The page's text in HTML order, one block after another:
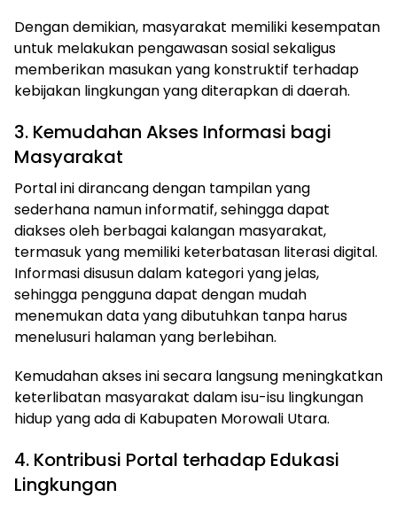
Dengan demikian, masyarakat memiliki kesempatan
untuk melakukan pengawasan sosial sekaligus
memberikan masukan yang konstruktif terhadap
kebijakan lingkungan yang diterapkan di daerah.
3. Kemudahan Akses Informasi bagi
Masyarakat
Portal ini dirancang dengan tampilan yang
sederhana namun informatif, sehingga dapat
diakses oleh berbagai kalangan masyarakat,
termasuk yang memiliki keterbatasan literasi digital.
Informasi disusun dalam kategori yang jelas,
sehingga pengguna dapat dengan mudah
menemukan data yang dibutuhkan tanpa harus
menelusuri halaman yang berlebihan.
Kemudahan akses ini secara langsung meningkatkan
keterlibatan masyarakat dalam isu-isu lingkungan
hidup yang ada di Kabupaten Morowali Utara.
4. Kontribusi Portal terhadap Edukasi
Lingkungan